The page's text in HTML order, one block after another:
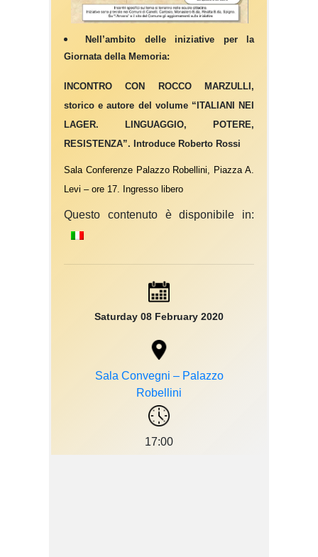
Nell’ambito delle iniziative per la
Giornata della Memoria:
INCONTRO CON ROCCO MARZULLI,
storico e autore del volume “ITALIANI NEI
LAGER. LINGUAGGIO, POTERE,
RESISTENZA”. Introduce Roberto Rossi
Sala Conferenze Palazzo Robellini , PiazzaA.
Levi – ore 17 Ingresso libero
Questo contenuto è disponibile in:
Saturday 08 February 2020
Sala Convegni – Palazzo
Robellini
17:00